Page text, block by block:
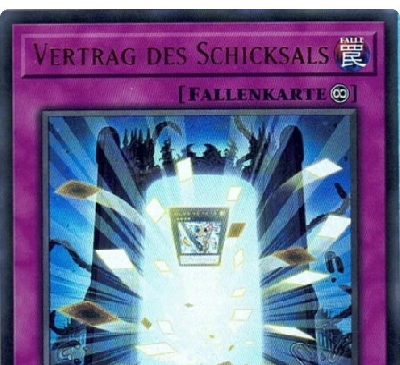
Sie das Medium 0 im Modalformat